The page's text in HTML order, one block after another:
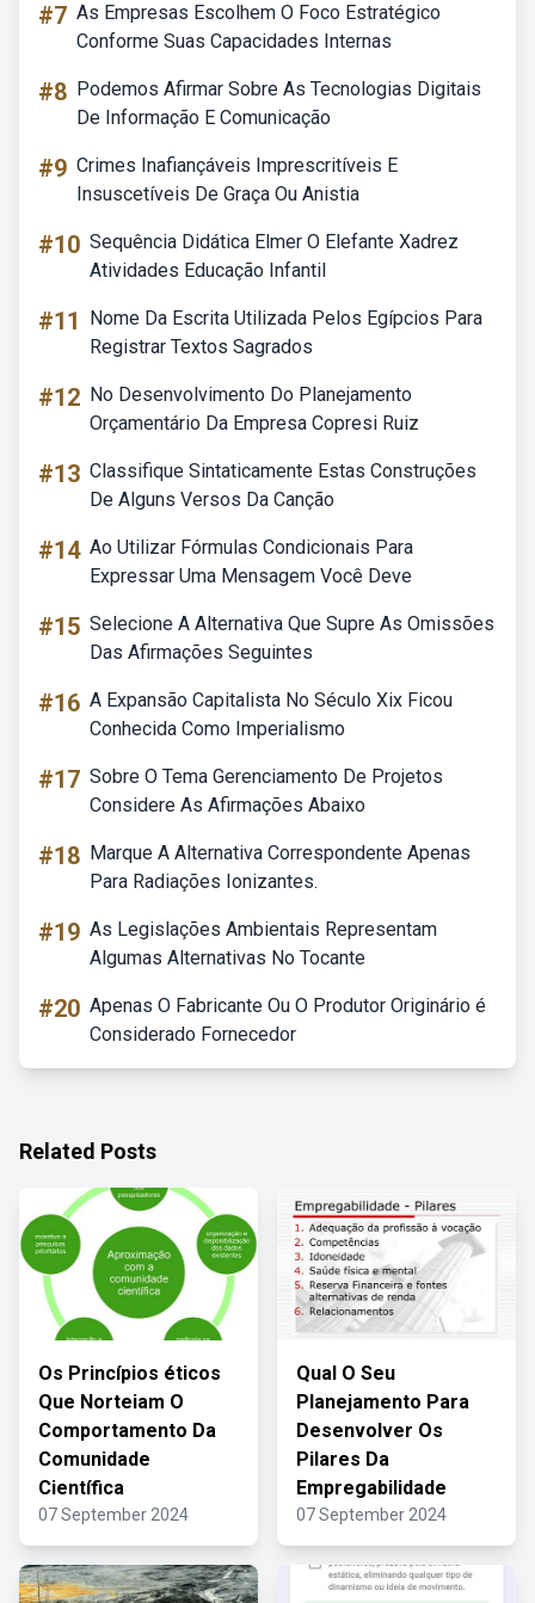
#7 As Empresas Escolhem O Foco Estratégico
Conforme Suas Capacidades Internas
#8 Podemos Afirmar Sobre As Tecnologias Digitais
De Informação E Comunicação
#9 Crimes Inafiançáveis Imprescritíveis E
Insuscetíveis De Graça Ou Anistia
#10 Sequência Didática Elmer O Elefante Xadrez
Atividades Educação Infantil
#11
Nome Da Escrita Utilizada Pelos Egípcios Para
Registrar Textos Sagrados
#12 No Desenvolvimento Do Planejamento
Orçamentário Da Empresa Copresi Ruiz
#13 Classifique Sintaticamente Estas Construções
De Alguns Versos Da Canção
#14 Ao Utilizar Fórmulas Condicionais Para
Expressar Uma Mensagem Você Deve
#15 Selecione A Alternativa Que Supre As Omissões
Das Afirmações Seguintes
#16 A Expansão Capitalista No Século Xix Ficou
Conhecida Como Imperialismo
#17 Sobre O Tema Gerenciamento De Projetos
Considere As Afirmações Abaixo
#18 Marque A Alternativa Correspondente Apenas
Para Radiações Ionizantes.
#19 As Legislações Ambientais Representam
Algumas Alternativas No Tocante
#20 Apenas O Fabricante Ou O Produtor Originário é
Considerado Fornecedor
Related Posts
Os Princípios éticos
Que Norteiam O
Comportamento Da
Comunidade
Científica
07 September 2024
Qual O Seu
Planejamento Para
Desenvolver Os
Pilares Da
Empregabilidade
07 September 2024